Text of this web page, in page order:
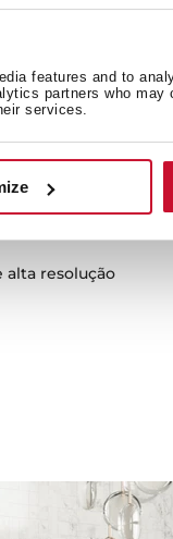
features and to
partners who
services.
alta resolução